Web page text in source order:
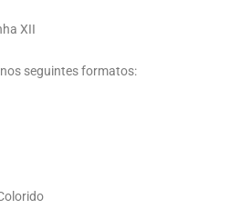
XII
seguintes formatos: